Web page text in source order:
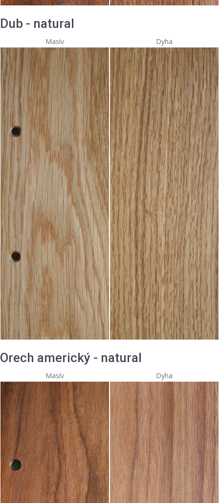
Dub - natural
Masív Dyha
Orech americký - natural
Masív Dyha